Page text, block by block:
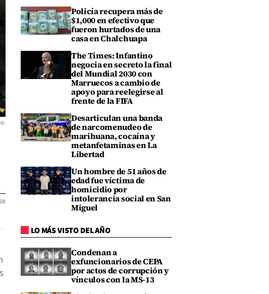
Policía recupera más de
$1,000 en efectivo que
fueron hurtados de una
casa en Chalchuapa
The Times: Infantino
negocia en secreto la final
del Mundial 2030 con
Marruecos a cambio de
apoyo para reelegirse al
frente de la FIFA
Desarticulan una banda
de narcomenudeo de
marihuana, cocaína y
metanfetaminas en La
Libertad
Un hombre de 51 años de
edad fue víctima de
homicidio por
intolerancia social en San
Miguel
LO MÁS VISTO DEL AÑO
Condenan a
exfuncionarios de CEPA
por actos de corrupción y
vínculos con la MS-13